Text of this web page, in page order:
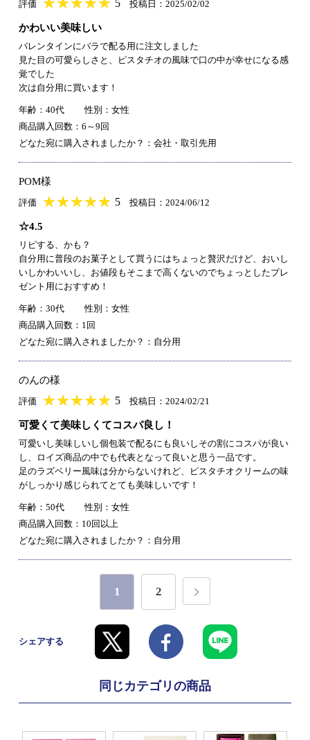
評価 5 投稿日：2025/02/02
かわいい美味しい
バレンタインにバラで配る用に注文しました
見た目の可愛らしさと、ピスタチオの風味で口の中が幸せになる感
覚でした
次は自分用に買います！
年齢：40代
性別：女性
商品購入回数：6～9回
どなた宛に購入されましたか？：会社・取引先用
POM様
評価 ★★★★★
★★★★★ 5 投稿日：2024/06/12
☆4.5
リピする、かも？
自分用に普段のお菓子として買うにはちょっと贅沢だけど、おいし
いしかわいいし、お値段もそこまで高くないのでちょっとしたプレ
ゼント用におすすめ！
年齢：30代
性別：女性
商品購入回数：1回
どなた宛に購入されましたか？：自分用
のんの様
評価 ★★★★★
★★★★★ 5 投稿日：2024/02/21
可愛くて美味しくてコスパ良し！
可愛いし美味しいし個包装で配るにも良いしその割にコスパが良い
し、ロイズ商品の中でも代表となって良いと思う一品です。
足のラズベリー風味は分からないけれど、ピスタチオクリームの味
がしっかり感じられてとても美味しいです！
年齢：50代
性別：女性
商品購入回数：10回以上
どなた宛に購入されましたか？：自分用
1 2
シェアする
同じカテゴリの商品